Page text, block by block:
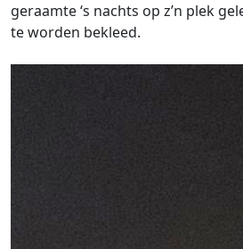
geraamte ‘s nachts op z’n plek
te worden bekleed.